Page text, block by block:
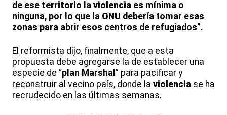
de ese territorio la violencia es mínima o
ninguna, por lo que la ONU debería tomar esas
zonas para abrir esos centros de refugiados”.
El reformista dijo, finalmente, que a esta
propuesta debe agregarse la de establecer una
especie de “plan Marshal ” para pacificar y
reconstruir al vecino país, donde la violencia se ha
recrudecido en las últimas semanas.